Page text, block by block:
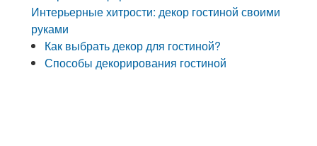
Интерьерные хитрости: декор гостиной своими
руками
Как выбрать декор для гостиной?
Способы декорирования гостиной